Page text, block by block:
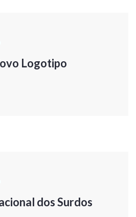
Logotipo
dos Surdos